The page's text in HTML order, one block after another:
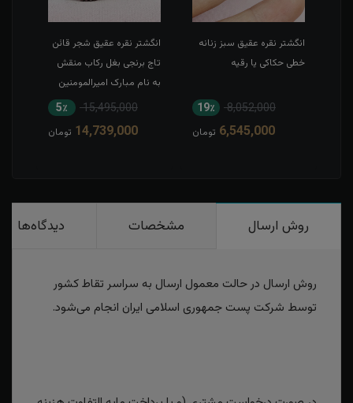
انگشتر نقره عقیق سبز زنانه
خطی حکاکی یا رقیه
8,052,000 19٪
6,545,000 تومان
انگشتر نقره عقیق شجر قائن
تاج برنجی بغل رکاب منقش
به نام مبارک امیرالمومنین
15,495,000 5٪
14,739,000 تومان
روش ارسال مشخصات دیدگاه‌ها
روش ارسال در حالت معمول ارسال به سراسر تقاط کشور
توسط شرکت پست جمهوری اسلامی ایران انجام می‌شود.